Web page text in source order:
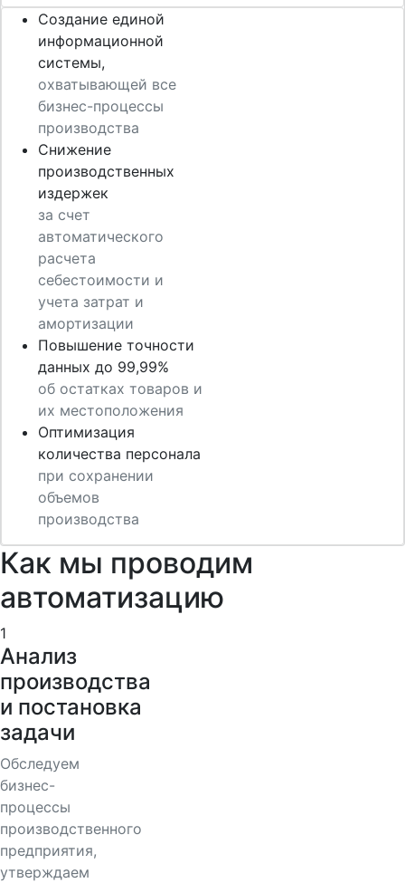
Создание единой
информационной
системы,
охватывающей все
бизнес-процессы
производства
Снижение
производственных
издержек
за счет
автоматического
расчета
себестоимости и
учета затрат и
амортизации
Повышение точности
данных до 99,99%
об остатках товаров и
их местоположения
Оптимизация
количества персонала
при сохранении
объемов
производства
Как мы проводим
автоматизацию
1
Анализ
производства
и постановка
задачи
Обследуем
бизнес-
процессы
производственного
предприятия,
утверждаем